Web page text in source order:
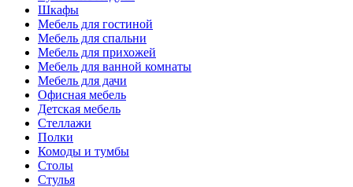
Шкафы
Мебель для гостиной
Мебель для спальни
Мебель для прихожей
Мебель для ванной комнаты
Мебель для дачи
Офисная мебель
Детская мебель
Стеллажи
Полки
Комоды и тумбы
Столы
Стулья